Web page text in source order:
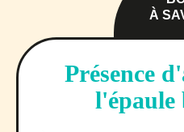
À
Présence
l'épaule